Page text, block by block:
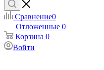
Сравнение0
Отложенные 0
Корзина 0
Войти